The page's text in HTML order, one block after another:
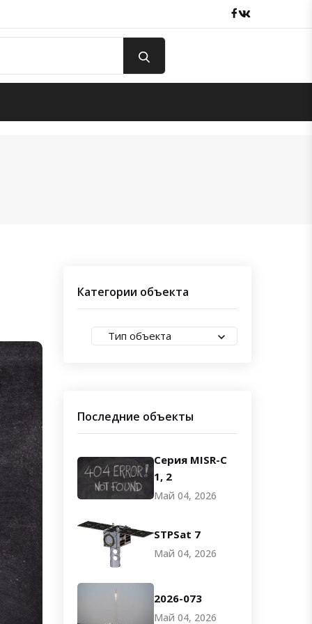
Facebook
Категории объекта
Тип объекта
Последние объекты
Серия MISR-C
1, 2
Май 04, 2026
STPSat 7
Май 04, 2026
2026-073
Май 04, 2026